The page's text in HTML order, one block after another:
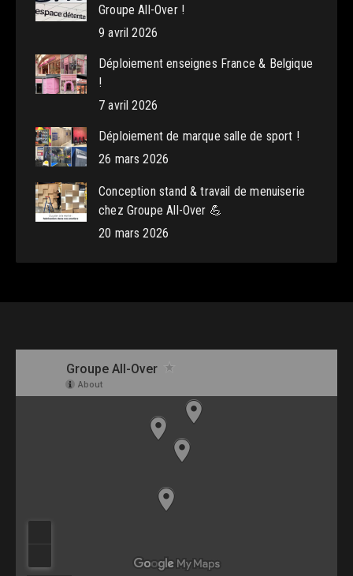
Groupe All-Over !
9 avril 2026
Déploiement enseignes France & Belgique
!
7 avril 2026
Déploiement de marque salle de sport !
26 mars 2026
Conception stand & travail de menuiserie
chez Groupe All-Over 💪
20 mars 2026